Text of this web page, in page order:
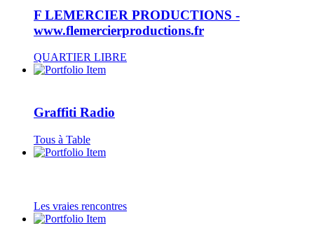
F LEMERCIER PRODUCTIONS -
www.flemercierproductions.fr
QUARTIER LIBRE
Graffiti Radio
Tous à Table
Les vraies rencontres